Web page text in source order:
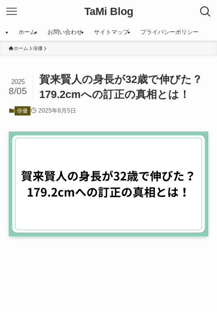
TaMi Blog
ホーム お問い合わせ サイトマップ プライバシーポリシー
ホーム 俳優
賀来賢人の身長が32歳で伸びた？
179.2cmへの訂正の真相とは！
2025
8/05
俳優 2025年8月5日